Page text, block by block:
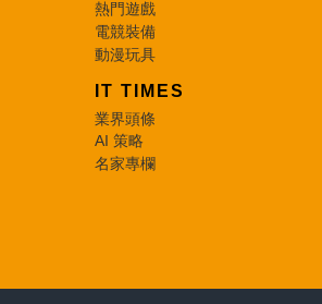
熱門遊戲
電競裝備
動漫玩具
IT TIMES
業界頭條
AI 策略
名家專欄